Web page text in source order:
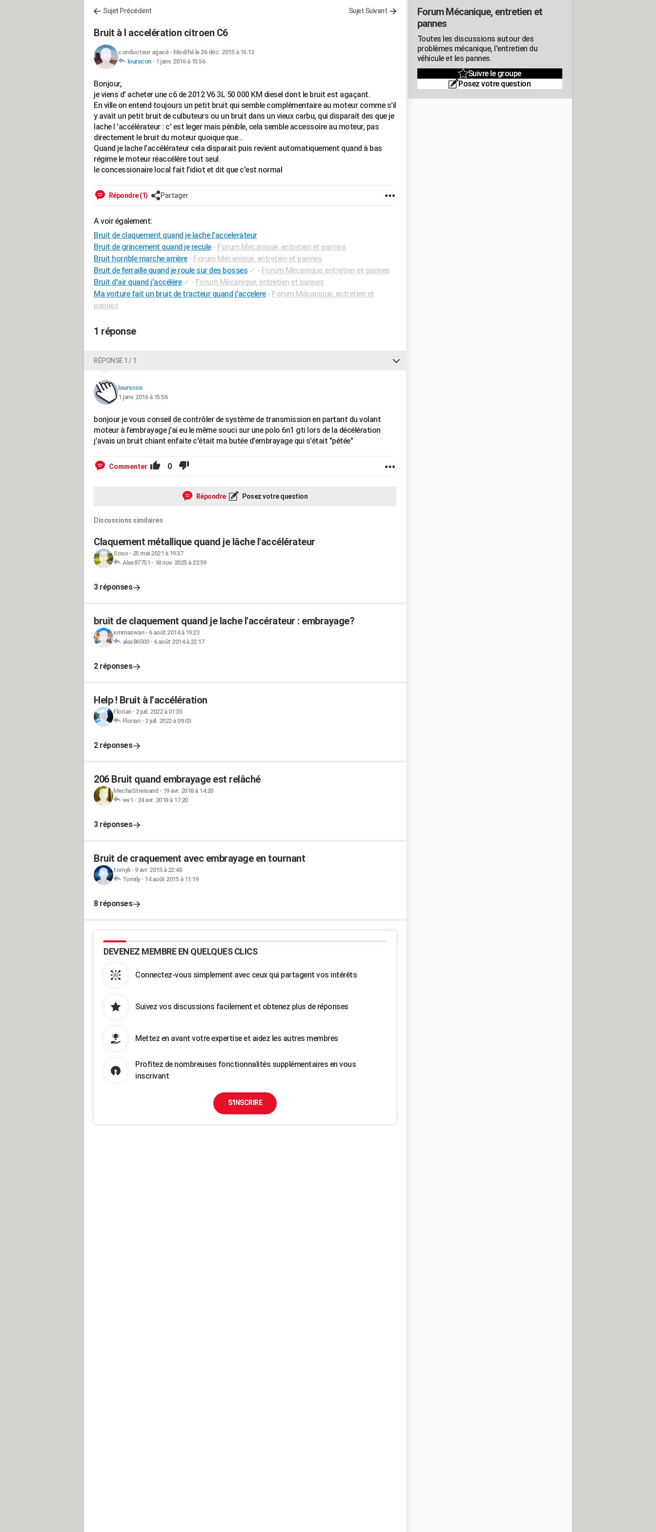
Sujet Précédent Sujet Suivant
Bruit à l accelération citroen C6
conducteur agacé- Modifié le 26 déc. 2015 à 16:13
lourscon- 1 janv. 2016 à 15:56
Bonjour,
je viens d' acheter une c6 de 2012 V6 3L 50 000 KM diesel dont le bruit est agaçant.
En ville on entend toujours un petit bruit qui semble complémentaire au moteur comme s'il
y avait un petit bruit de culbuteurs ou un bruit dans un vieux carbu, qui disparait des que je
lache l 'accélérateur : c' est leger mais pénible, cela semble accessoire au moteur, pas
directement le bruit du moteur quoique que...
Quand je lache l'accélérateur cela disparait puis revient automatiquement quand à bas
régime le moteur réaccélère tout seul.
le concessionaire local fait l'idiot et dit que c'est normal
Répondre (1) Partager
A voir également:
Bruit de claquement quand je lache l'accelerateur
Bruit de grincement quand je recule - Forum Mécanique, entretien et pannes
Bruit horrible marche arrière - Forum Mécanique, entretien et pannes
Bruit de ferraille quand je roule sur des bosses ✓ - Forum Mécanique, entretien et pannes
Bruit d'air quand j'accélère ✓ - Forum Mécanique, entretien et pannes
Ma voiture fait un bruit de tracteur quand j'accelere - Forum Mécanique, entretien et
pannes
1 réponse
RÉPONSE 1 / 1
lourscon
1 janv. 2016 à 15:56
bonjour je vous conseil de contrôler de système de transmission en partant du volant
moteur à l’embrayage j'ai eu le même souci sur une polo 6n1 gti lors de la décélération
j’avais un bruit chiant enfaite c'était ma butée d'embrayage qui s'était "pétée"
Commenter 0
Répondre Posez votre question
Discussions similaires
Claquement métallique quand je lâche l'accélérateur
Soso- 25 mai 2021 à 19:37
Alex87751 - 18 nov. 2025 à 22:59
3 réponses
bruit de claquement quand je lache l'accérateur : embrayage?
emmaswan- 6 août 2014 à 19:23
alex86500- 6 août 2014 à 22:17
2 réponses
Help ! Bruit à l’accélération
Florian- 2 juil. 2022 à 01:35
Florian- 2 juil. 2022 à 09:03
2 réponses
206 Bruit quand embrayage est relâché
MechaStreisand - 19 avr. 2018 à 14:20
vw1 - 24 avr. 2018 à 17:20
3 réponses
Bruit de craquement avec embrayage en tournant
tomyli- 9 avr. 2015 à 22:48
Tomily- 14 août 2015 à 11:19
8 réponses
DEVENEZ MEMBRE EN QUELQUES CLICS
Connectez-vous simplement avec ceux qui partagent vos intérêts
Suivez vos discussions facilement et obtenez plus de réponses
Mettez en avant votre expertise et aidez les autres membres
Profitez de nombreuses fonctionnalités supplémentaires en vous
inscrivant
S'INSCRIRE
Forum Mécanique, entretien et
pannes
Toutes les discussions autour des
problèmes mécanique, l'entretien du
véhicule et les pannes.
Suivre le groupe
Posez votre question